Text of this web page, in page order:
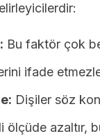
Bu faktör çok
ifade
Dişiler söz
ölçüde azaltır,